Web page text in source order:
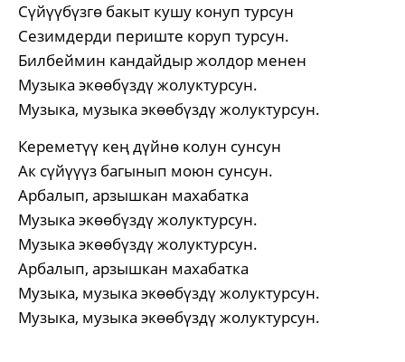
Сүйүүбүзгө бакыт кушу конуп турсун
Сезимдерди периште коруп турсун.
Билбеймин кандайдыр жолдор менен
Музыка экөөбүздү жолуктурсун.
Музыка, музыка экөөбүздү жолуктурсун.
Кереметүү кең дүйнө колун сунсун
Ак сүйүүүз багынып моюн сунсун.
Арбалып, арзышкан махабатка
Музыка экөөбүздү жолуктурсун.
Музыка экөөбүздү жолуктурсун.
Арбалып, арзышкан махабатка
Музыка, музыка экөөбүздү жолуктурсун.
Музыка, музыка экөөбүздү жолуктурсун.